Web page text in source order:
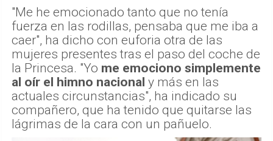
"Me he emocionado tanto que no tenía
fuerza en las rodillas, pensaba que me iba a
caer", ha dicho con euforia otra de las
mujeres presentes tras el paso del coche de
la Princesa. "Yo me emociono simplemente
al oír el himno nacional y más en las
actuales circunstancias", ha indicado su
compañero, que ha tenido que quitarse las
lágrimas de la cara con un pañuelo.